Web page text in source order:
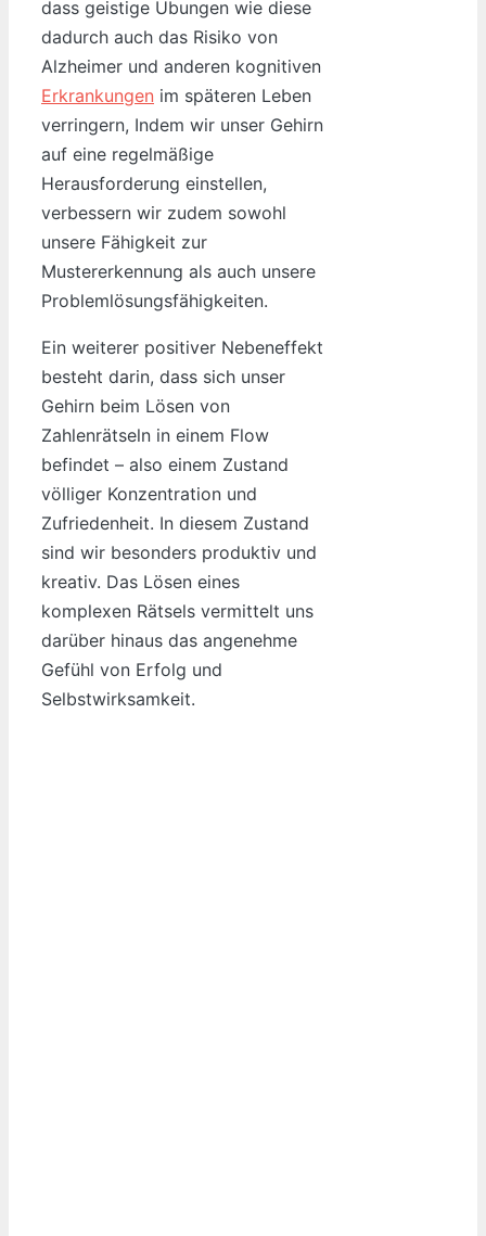
dass geistige Übungen wie diese
dadurch auch das Risiko von
Alzheimer und anderen kognitiven
Erkrankungen im späteren Leben
verringern, Indem wir unser Gehirn
auf eine regelmäßige
Herausforderung einstellen,
verbessern wir zudem sowohl
unsere Fähigkeit zur
Mustererkennung als auch unsere
Problemlösungsfähigkeiten.
Ein weiterer positiver Nebeneffekt
besteht darin, dass sich unser
Gehirn beim Lösen von
Zahlenrätseln in einem Flow
befindet – also einem Zustand
völliger Konzentration und
Zufriedenheit. In diesem Zustand
sind wir besonders produktiv und
kreativ. Das Lösen eines
komplexen Rätsels vermittelt uns
darüber hinaus das angenehme
Gefühl von Erfolg und
Selbstwirksamkeit.